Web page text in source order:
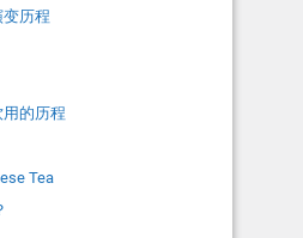
历程
的历程
Tea